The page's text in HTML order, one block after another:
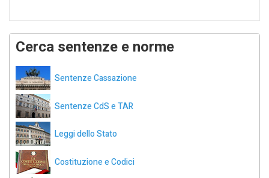
Cerca sentenze e norme
Sentenze Cassazione
Sentenze CdS e TAR
Leggi dello Stato
Costituzione e Codici